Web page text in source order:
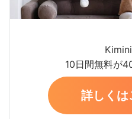
10日間無料が
詳しくは